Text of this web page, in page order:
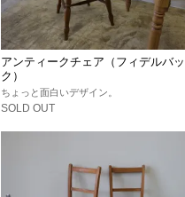
アンティークチェア（フィデルバッ
ク）
ちょっと面白いデザイン。
SOLD OUT